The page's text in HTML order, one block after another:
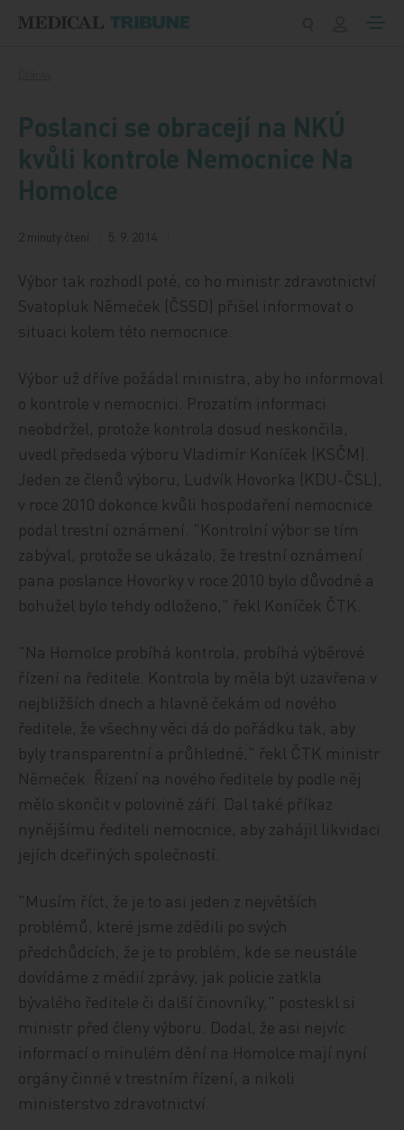
Poslanci se obracejí na NKÚ
kvůli kontrole Nemocnice Na
Homolce
2 minuty čtení 5. 9. 2014
Výbor tak rozhodl poté, co ho ministr zdravotnictví
Svatopluk Němeček (ČSSD) přišel informovat o
situaci kolem této nemocnice.
Výbor už dříve požádal ministra, aby ho informoval
o kontrole v nemocnici. Prozatím informaci
neobdržel, protože kontrola dosud neskončila,
uvedl předseda výboru Vladimír Koníček (KSČM).
Jeden ze členů výboru, Ludvík Hovorka (KDU-ČSL),
v roce 2010 dokonce kvůli hospodaření nemocnice
podal trestní oznámení. "Kontrolní výbor se tím
zabýval, protože se ukázalo, že trestní oznámení
pana poslance Hovorky v roce 2010 bylo důvodné a
bohužel bylo tehdy odloženo," řekl Koníček ČTK.
"Na Homolce probíhá kontrola, probíhá výběrové
řízení na ředitele. Kontrola by měla být uzavřena v
nejbližších dnech a hlavně čekám od nového
ředitele, že všechny věci dá do pořádku tak, aby
byly transparentní a průhledné," řekl ČTK ministr
Němeček. Řízení na nového ředitele by podle něj
mělo skončit v polovině září. Dal také příkaz
nynějšímu řediteli nemocnice, aby zahájil likvidaci
jejích dceřiných společností.
"Musím říct, že je to asi jeden z největších
problémů, které jsme zdědili po svých
předchůdcích, že je to problém, kde se neustále
dovídáme z médií zprávy, jak policie zatkla
bývalého ředitele či další činovníky," posteskl si
ministr před členy výboru. Dodal, že asi nejvíc
informací o minulém dění na Homolce mají nyní
orgány činné v trestním řízení, a nikoli
ministerstvo zdravotnictví.